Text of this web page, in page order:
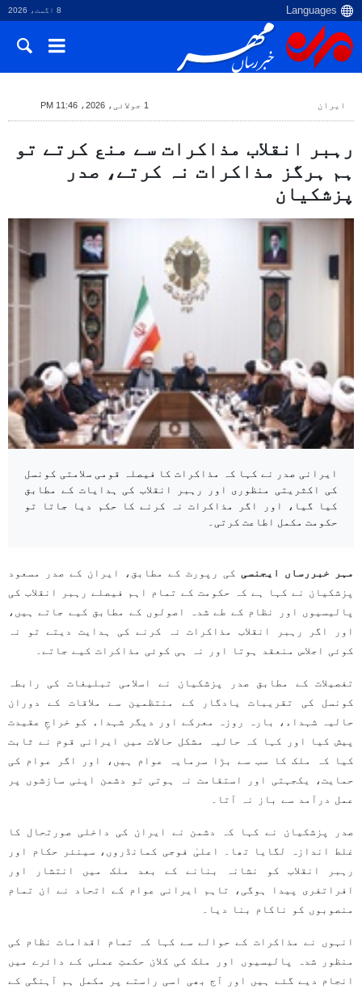
8 اگست، 2026
ایران 1 جولائی، 2026، 11:46 PM
رہبر انقلاب مذاکرات سے منع کرتے تو
ہم ہرگز مذاکرات نہ کرتے، صدر
پزشکیان
ایرانی صدر نے کہا کہ مذاکرات کا فیصلہ قومی سلامتی کونسل
کی اکثریتی منظوری اور رہبر انقلاب کی ہدایات کے مطابق
کیا گیا، اور اگر مذاکرات نہ کرنے کا حکم دیا جاتا تو
حکومت مکمل اطاعت کرتی۔
مہر خبررساں ایجنسی کی رپورٹ کے مطابق، ایران کے صدر مسعود
پزشکیان نے کہا ہے کہ حکومت کے تمام اہم فیصلے رہبر انقلاب کی
پالیسیوں اور نظام کے طے شدہ اصولوں کے مطابق کیے جاتے ہیں،
اور اگر رہبر انقلاب مذاکرات نہ کرنے کی ہدایت دیتے تو نہ
کوئی اجلاس منعقد ہوتا اور نہ ہی کوئی مذاکرات کیے جاتے۔
تفصیلات کے مطابق صدر پزشکیان نے اسلامی تبلیغات کی رابطہ
کونسل کی تقریبات یادگار کے منتظمین سے ملاقات کے دوران
حالیہ شہداء، بارہ روزہ معرکے اور دیگر شہداء کو خراجِ عقیدت
پیش کیا اور کہا کہ حالیہ مشکل حالات میں ایرانی قوم نے ثابت
کیا کہ ملک کا سب سے بڑا سرمایہ عوام ہیں، اور اگر عوام کی
حمایت، یکجہتی اور استقامت نہ ہوتی تو دشمن اپنی سازشوں پر
عمل درآمد سے باز نہ آتا۔
صدر پزشکیان نے کہا کہ دشمن نے ایران کی داخلی صورتحال کا
غلط اندازہ لگایا تھا۔ اعلیٰ فوجی کمانڈروں، سینئر حکام اور
رہبر انقلاب کو نشانہ بنانے کے بعد ملک میں انتشار اور
افراتفری پیدا ہوگی، تاہم ایرانی عوام کے اتحاد نے ان تمام
منصوبوں کو ناکام بنا دیا۔
انہوں نے مذاکرات کے حوالے سے کہا کہ تمام اقدامات نظام کی
منظور شدہ پالیسیوں اور ملک کی کلان حکمتِ عملی کے دائرے میں
انجام دیے گئے ہیں اور آج بھی اسی راستے پر مکمل ہم آہنگی کے